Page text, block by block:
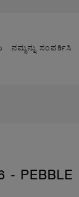
ನಮ್ಮನ್ನು ಸಂಪರ್ಕಿಸಿ
- PEBBLE